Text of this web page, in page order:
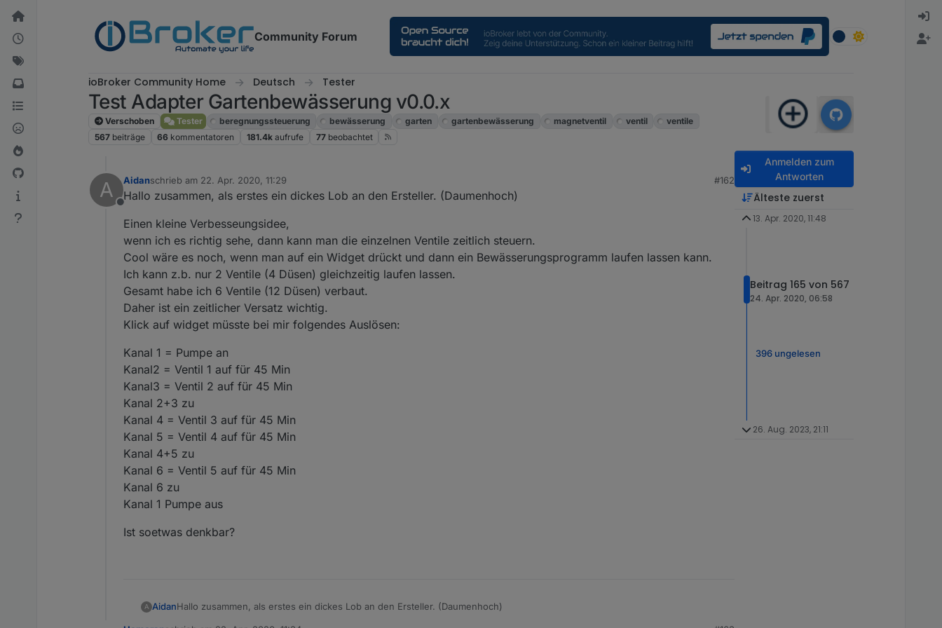
Weiter zum Inhalt
Community Forum
ioBroker Community Home Deutsch Tester
Test Adapter Gartenbewässerung v0.0.x
Verschoben Tester beregnungssteuerung bewässerung garten gartenbewässerung magnetventil ventil
ventile
567 beiträge 66 kommentatoren 181.4k aufrufe 77 beobachtet
A
Offline
Aidanschrieb am 22. Apr. 2020, 11:29
zuletzt editiert von
#162
Hallo zusammen, als erstes ein dickes Lob an den Ersteller. (Daumenhoch)
Einen kleine Verbesseungsidee,
wenn ich es richtig sehe, dann kann man die einzelnen Ventile zeitlich steuern.
Cool wäre es noch, wenn man auf ein Widget drückt und dann ein Bewässerungsprogramm laufen lassen kann.
Ich kann z.b. nur 2 Ventile (4 Düsen) gleichzeitig laufen lassen.
Gesamt habe ich 6 Ventile (12 Düsen) verbaut.
Daher ist ein zeitlicher Versatz wichtig.
Klick auf widget müsste bei mir folgendes Auslösen:
Kanal 1 = Pumpe an
Kanal2 = Ventil 1 auf für 45 Min
Kanal3 = Ventil 2 auf für 45 Min
Kanal 2+3 zu
Kanal 4 = Ventil 3 auf für 45 Min
Kanal 5 = Ventil 4 auf für 45 Min
Kanal 4+5 zu
Kanal 6 = Ventil 5 auf für 45 Min
Kanal 6 zu
Kanal 1 Pumpe aus
Ist soetwas denkbar?
A AidanHallo zusammen, als erstes ein dickes Lob an den Ersteller. (Daumenhoch)
Anmelden zum
Antworten
Älteste zuerst
13. Apr. 2020, 11:48
Beitrag 165 von 567
24. Apr. 2020, 06:58
396 ungelesen
26. Aug. 2023, 21:11